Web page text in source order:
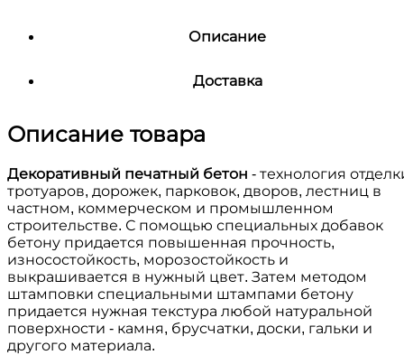
Описание
Доставка
Описание товара
Декоративный печатный бетон - технология
тротуаров, дорожек, парковок, дворов, лестниц в
частном, коммерческом и промышленном
строительстве. С помощью специальных добавок
бетону придается повышенная прочность,
износостойкость, морозостойкость и
выкрашивается в нужный цвет. Затем методом
штамповки специальными штампами бетону
придается нужная текстура любой натуральной
поверхности - камня, брусчатки, доски, гальки и
другого материала.